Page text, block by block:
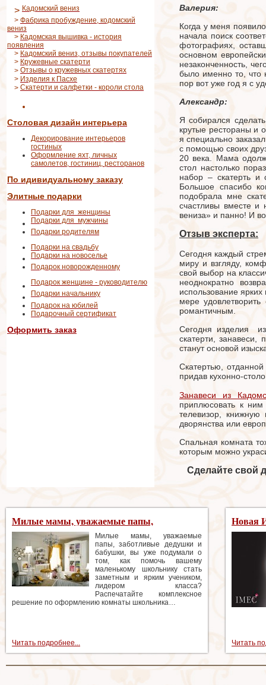
> Кадомский вениз
> Фабрика пробуждение, кодомский
вениз
> Кадомская вышивка - история
появления
> Кадомский вениз, отзывы покупателей
> Кружевные скатерти
> Отзывы о кружевных скатертях
> Изделия к Пасхе
> Скатерти и салфетки - короли стола
Столовая дизайн интерьера
Декорирование интерьеров
гостиных
Оформление яхт, личных
самолетов, гостиниц, ресторанов
По идивидуальному заказу
Элитные подарки
Подарки для женщины
Подарки для мужчины
Подарки родителям
Подарки на свадьбу
Подарки на новоселье
Подарок новорожденному
Подарок женщине - руководителю
Подарки начальнику
Подарок на юбилей
Подарочный сертификат
Оформить заказ
Валерия:
Когда у меня
начала поиск
фотографиях,
основном
незаконченность,
было именно то, что
пор вот уже год я с
Александр:
Я собирался
крутые рестораны и
я специально
с помощью своих
20 века. Мама
стол настолько
набор – скатерть и
Большое спасибо
подобрала мне
счастливы вместе и
вениза» и панно! И
Отзыв эксперта:
Сегодня каждый
миру и взгляду,
свой выбор на
неоднократно
использование
мере
романтичным.
Сегодня изделия из
скатерти,
станут основой
Скатертью,
придав кухонно-
Занавеси из
приплюсовать к
телевизор,
дворянства или
Спальная комната
которым можно
Сделайте свой
Милые мамы, уважаемые папы,
заботливые дедушки и бабушки, вы уже
подумали о том, как помочь вашему
маленькому школьнику стать заметным и
ярким учеником, лидером класса?
Милые мамы, уважаемые
папы, заботливые дедушки и
бабушки, вы уже подумали о
том, как помочь вашему
маленькому школьнику стать
заметным и ярким учеником,
лидером класса?
Распечатайте комплексное
решение по оформлению комнаты школьника…
Читать подробнее...
Новая
одежды
Читать